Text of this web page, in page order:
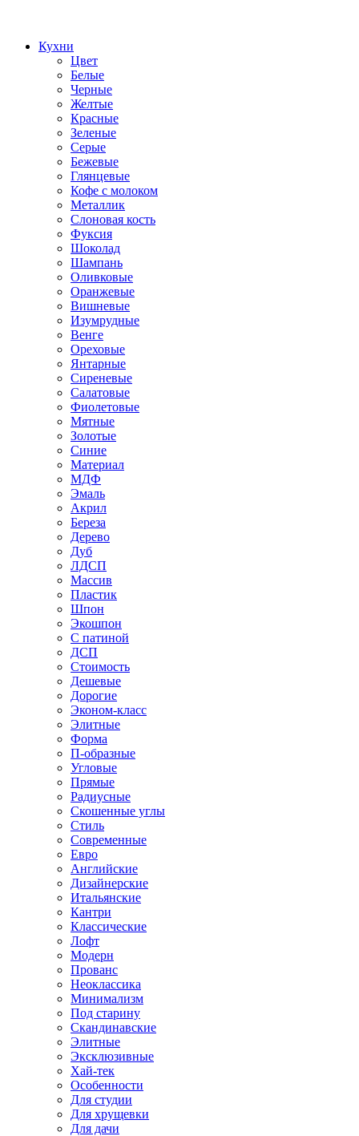
Кухни
Цвет
Белые
Черные
Желтые
Красные
Зеленые
Серые
Бежевые
Глянцевые
Кофе с молоком
Металлик
Слоновая кость
Фуксия
Шоколад
Шампань
Оливковые
Оранжевые
Вишневые
Изумрудные
Венге
Ореховые
Янтарные
Сиреневые
Салатовые
Фиолетовые
Мятные
Золотые
Синие
Материал
МДФ
Эмаль
Акрил
Береза
Дерево
Дуб
ЛДСП
Массив
Пластик
Шпон
Экошпон
С патиной
ДСП
Стоимость
Дешевые
Дорогие
Эконом-класс
Элитные
Форма
П-образные
Угловые
Прямые
Радиусные
Скошенные углы
Стиль
Современные
Евро
Английские
Дизайнерские
Итальянские
Кантри
Классические
Лофт
Модерн
Прованс
Неоклассика
Минимализм
Под старину
Скандинавские
Элитные
Эксклюзивные
Хай-тек
Особенности
Для студии
Для хрущевки
Для дачи